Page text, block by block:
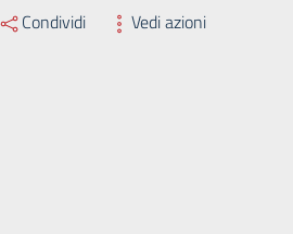
Condividi Vedi azioni